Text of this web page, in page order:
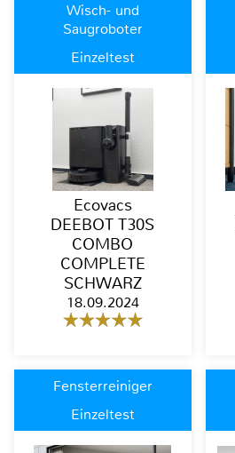
Wisch- und
Saugroboter
Einzeltest
Ecovacs
DEEBOT T30S
COMBO
COMPLETE
SCHWARZ
18.09.2024
Fensterreiniger
Einzeltest